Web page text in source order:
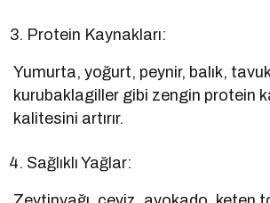
Protein Kaynakları:
Yumurta, yoğurt, peynir, balık,
kurubaklagiller gibi zengin protein
kalitesini artırır.
Sağlıklı Yağlar: